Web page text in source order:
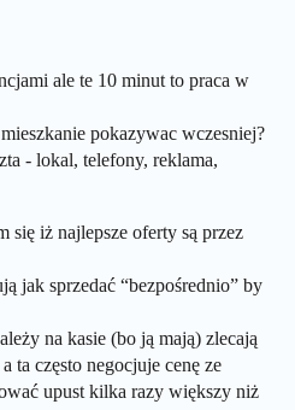
ale te 10 minut to praca w
pokazywac wczesniej?
- lokal, telefony, reklama,
się iż najlepsze oferty są przez
jak sprzedać “bezpośrednio” by
na kasie (bo ją mają) zlecają
ta często negocjuje cenę ze
upust kilka razy większy niż